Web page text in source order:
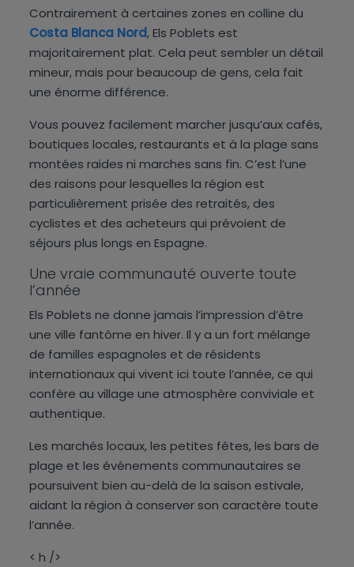
Contrairement à certaines zones en colline du
Costa Blanca Nord, Els Poblets est
majoritairement plat. Cela peut sembler un détail
mineur, mais pour beaucoup de gens, cela fait
une énorme différence.
Vous pouvez facilement marcher jusqu’aux cafés,
boutiques locales, restaurants et à la plage sans
montées raides ni marches sans fin. C’est l’une
des raisons pour lesquelles la région est
particulièrement prisée des retraités, des
cyclistes et des acheteurs qui prévoient de
séjours plus longs en Espagne.
Une vraie communauté ouverte toute
l’année
Els Poblets ne donne jamais l’impression d’être
une ville fantôme en hiver. Il y a un fort mélange
de familles espagnoles et de résidents
internationaux qui vivent ici toute l’année, ce qui
confère au village une atmosphère conviviale et
authentique.
Les marchés locaux, les petites fêtes, les bars de
plage et les événements communautaires se
poursuivent bien au-delà de la saison estivale,
aidant la région à conserver son caractère toute
l’année.
< h />